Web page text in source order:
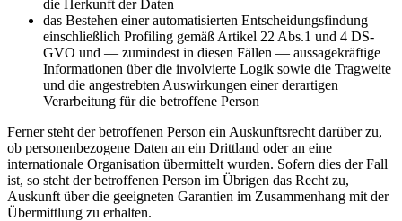
die Herkunft der Daten
das Bestehen einer automatisierten Entscheidungsfindung
einschließlich Profiling gemäß Artikel 22 Abs.1 und 4 DS-
GVO und — zumindest in diesen Fällen — aussagekräftige
Informationen über die involvierte Logik sowie die Tragweite
und die angestrebten Auswirkungen einer derartigen
Verarbeitung für die betroffene Person
Ferner steht der betroffenen Person ein Auskunftsrecht darüber zu,
ob personenbezogene Daten an ein Drittland oder an eine
internationale Organisation übermittelt wurden. Sofern dies der Fall
ist, so steht der betroffenen Person im Übrigen das Recht zu,
Auskunft über die geeigneten Garantien im Zusammenhang mit der
Übermittlung zu erhalten.